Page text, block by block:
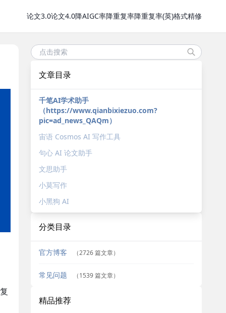
论文3.0论文4.0降AIGC率降重复率降重复率(英)格式精修
文章目录
千笔AI学术助手
（https://www.qianbixiezuo.com?
pic=ad_news_QAQm）
宙语 Cosmos AI 写作工具
句心 AI 论文助手
文思助手
小莫写作
小黑狗 AI
分类目录
官方博客 （2726 篇文章）
常见问题 （1539 篇文章）
精品推荐